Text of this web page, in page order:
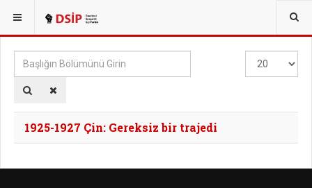
BURADASINIZ: TAGS
Başlığın
Bölümünü
Girin
Göster
#
1925-1927 Çin: Gereksiz bir trajedi